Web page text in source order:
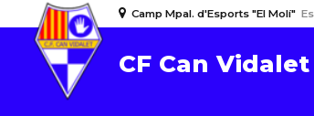
Camp Mpal. d'Esports "El Molí"
CF Can Vidalet